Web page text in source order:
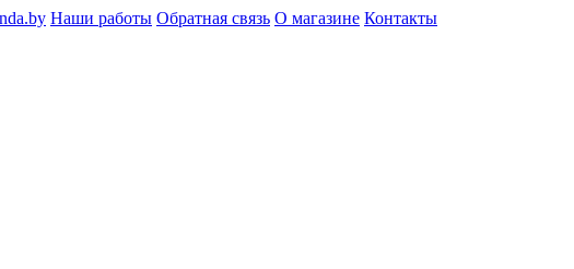
Наши работы Обратная связь О магазине Контакты